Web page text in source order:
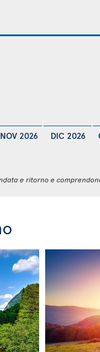
NOV 2026 DIC 2026
e ritorno e